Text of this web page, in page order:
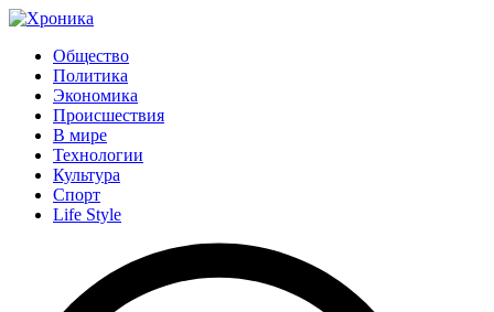
Общество
Политика
Экономика
Происшествия
В мире
Технологии
Культура
Спорт
Life Style